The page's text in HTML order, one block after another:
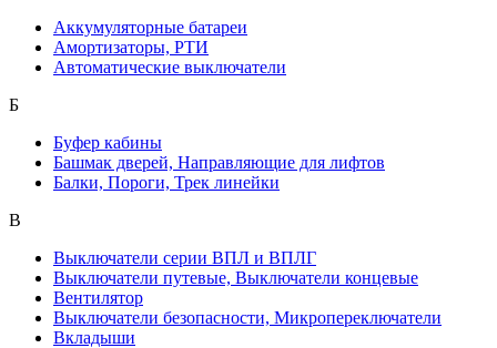
Аккумуляторные батареи
Амортизаторы, РТИ
Автоматические выключатели
Б
Буфер кабины
Башмак дверей, Направляющие для лифтов
Балки, Пороги, Трек линейки
В
Выключатели серии ВПЛ и ВПЛГ
Выключатели путевые, Выключатели концевые
Вентилятор
Выключатели безопасности, Микропереключатели
Вкладыши